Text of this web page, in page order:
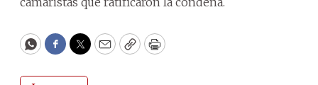
WhatsApp
Facebook
Twitter
EmailCopyPrint